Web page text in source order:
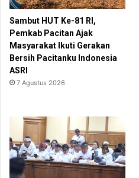
Sambut HUT Ke-81 RI,
Pemkab Pacitan Ajak
Masyarakat Ikuti Gerakan
Bersih Pacitanku Indonesia
ASRI
7 Agustus 2026